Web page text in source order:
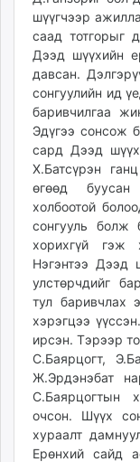
шүүгчээр
саад тотгорыг
Дээд шүүхийн
давсан.
сонгуулийн ид
баривчилгаа
Эдүгээ сонсож
сард Дээд
Х.Батсүрэн
өгөөд буусан
холбоотой
сонгууль болж
хорихгүй гэж
Нэгэнтээ Дээд
улстөрчдийг
тул баривчлах
хэрэгцээ
ирсэн. Тэрээр
С.Баярцогт,
Ж.Эрдэнэбат
С.Баярцогтын
очсон. Шүүх
хураалт
Ерөнхий сайд